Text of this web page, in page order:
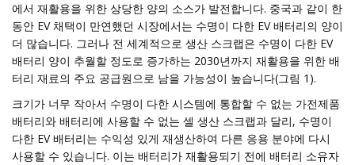
에서 재활용을 위한 상당한 양의 소스가 발전합니다. 중국과 같이 한
동안 EV 채택이 만연했던 시장에서는 수명이 다한 EV 배터리의 양이
더 많습니다. 그러나 전 세계적으로 생산 스크랩은 수명이 다한 EV
배터리 양이 추월할 정도로 증가하는 2030년까지 재활용을 위한 배
터리 재료의 주요 공급원으로 남을 가능성이 높습니다(그림 1).
크기가 너무 작아서 수명이 다한 시스템에 통합할 수 없는 가전제품
배터리와 배터리에 사용할 수 없는 셀 생산 스크랩과 달리, 수명이
다한 EV 배터리는 수익성 있게 재생산하여 다른 응용 분야에 다시
사용할 수 있습니다. 이는 배터리가 재활용되기 전에 배터리 소유자